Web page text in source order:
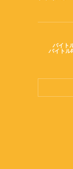
バイト
バイトル